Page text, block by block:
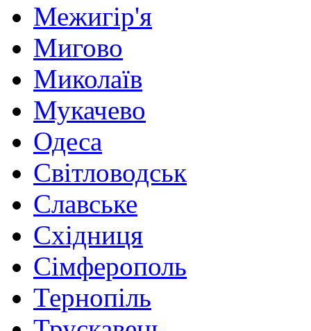
Межигір'я
Мигово
Миколаїв
Мукачево
Одеса
Світловодськ
Славське
Східниця
Сімферополь
Тернопіль